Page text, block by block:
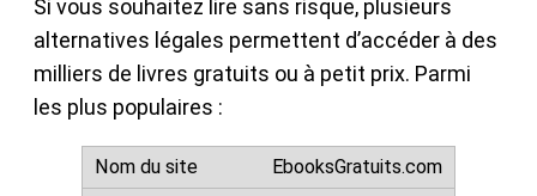
Si vous souhaitez lire sans risque, plusieurs
alternatives légales permettent d’accéder à des
milliers de livres gratuits ou à petit prix. Parmi
les plus populaires :
EbooksGratuits.com